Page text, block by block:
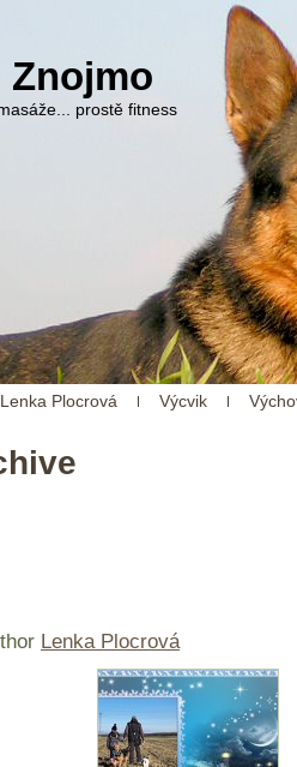
Znojmo
prostě fitness
Plocrová Výcvik
Lenka Plocrová